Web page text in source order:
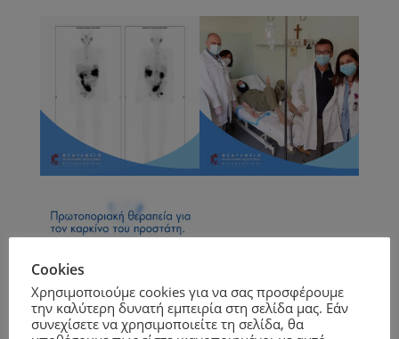
Cookies
Χρησιμοποιούμε cookies για να σας προσφέρουμε
την καλύτερη δυνατή εμπειρία στη σελίδα μας. Εάν
συνεχίσετε να χρησιμοποιείτε τη σελίδα, θα